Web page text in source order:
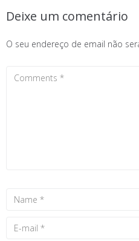
Deixe um comentário
O seu endereço de email não